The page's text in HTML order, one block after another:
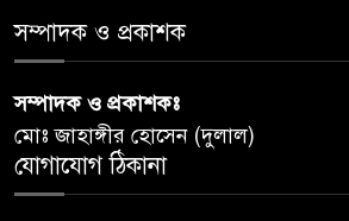
৬
কুলাউড়া
৭
সম্পাদক ও প্রকাশক
সম্পাদক ও প্রকাশকঃ
মোঃ জাহাঙ্গীর হোসেন (দুলাল)
যোগাযোগ ঠিকানা